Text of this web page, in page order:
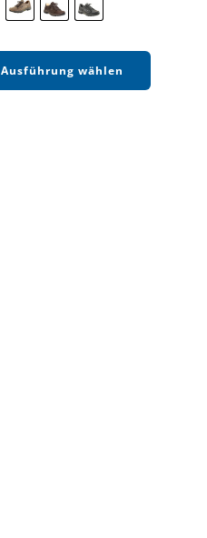
Ausführung wählen